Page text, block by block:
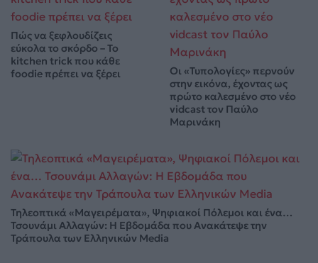
Πώς να ξεφλουδίζεις
εύκολα το σκόρδο – Το
kitchen trick που κάθε
foodie πρέπει να ξέρει
Οι «Τυπολογίες» περνούν
στην εικόνα, έχοντας ως
πρώτο καλεσμένο στο νέο
vidcast τον Παύλο
Μαρινάκη
Τηλεοπτικά «Μαγειρέματα», Ψηφιακοί Πόλεμοι και ένα…
Τσουνάμι Αλλαγών: Η Εβδομάδα που Ανακάτεψε την
Τράπουλα των Ελληνικών Media